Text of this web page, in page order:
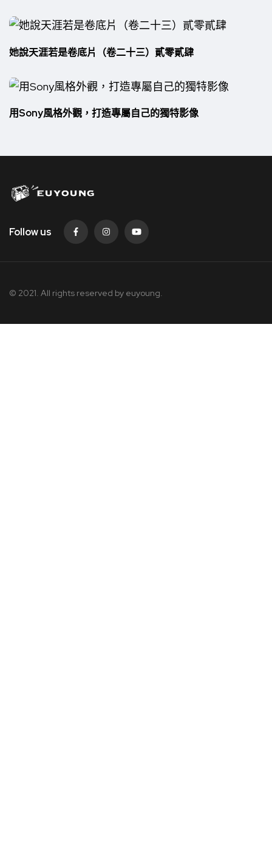
她說天涯若是卷底片（卷二十三）貳零貳肆
用Sony風格外觀，打造專屬自己的獨特影像
Follow us
© 2021. All rights reserved by euyoung.